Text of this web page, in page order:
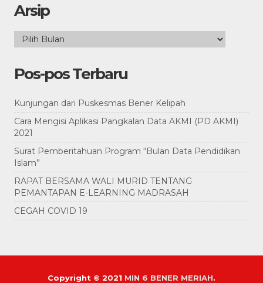
Arsip
Arsip
Pos-pos Terbaru
Kunjungan dari Puskesmas Bener Kelipah
Cara Mengisi Aplikasi Pangkalan Data AKMI (PD AKMI)
2021
Surat Pemberitahuan Program “Bulan Data Pendidikan
Islam”
RAPAT BERSAMA WALI MURID TENTANG
PEMANTAPAN E-LEARNING MADRASAH
CEGAH COVID 19
Copyright © 2021 MIN 6 BENER MERIAH.